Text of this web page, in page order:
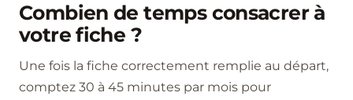
Combien de temps consacrer à
votre fiche ?
Une fois la fiche correctement remplie au départ,
comptez 30 à 45 minutes par mois pour